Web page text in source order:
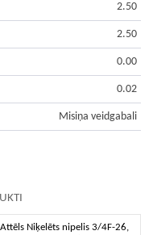
2.50
2.50
0.00
0.02
Misiņa veidgabali